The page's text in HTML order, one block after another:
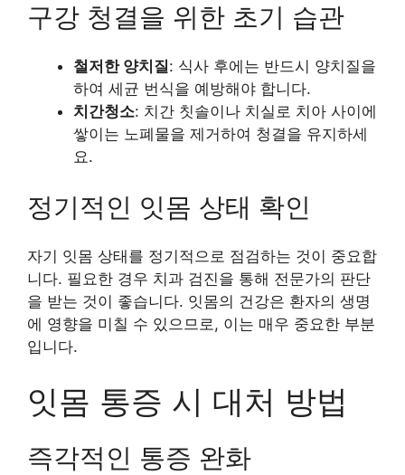
구강 청결을 위한 초기 습관
철저한 양치질: 식사 후에는 반드시 양치질을
하여 세균 번식을 예방해야 합니다.
치간청소: 치간 칫솔이나 치실로 치아 사이에
쌓이는 노폐물을 제거하여 청결을 유지하세
요.
정기적인 잇몸 상태 확인
자기 잇몸 상태를 정기적으로 점검하는 것이 중요합
니다. 필요한 경우 치과 검진을 통해 전문가의 판단
을 받는 것이 좋습니다. 잇몸의 건강은 환자의 생명
에 영향을 미칠 수 있으므로, 이는 매우 중요한 부분
입니다.
잇몸 통증 시 대처 방법
즉각적인 통증 완화